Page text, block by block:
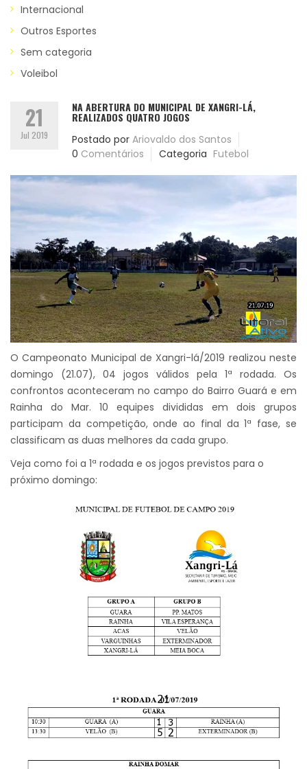
Internacional
Outros Esportes
Sem categoria
Voleibol
21
Jul 2019
NA ABERTURA DO MUNICIPAL DE XANGRI-LÁ,
REALIZADOS QUATRO JOGOS
Postado por Ariovaldo dos Santos
0 Comentários Categoria Futebol
O Campeonato Municipal de Xangri-lá/2019 realizou neste
domingo (21.07), 04 jogos válidos pela 1ª rodada. Os
confrontos aconteceram no campo do Bairro Guará e em
Rainha do Mar. 10 equipes divididas em dois grupos
participam da competição, onde ao final da 1ª fase, se
classificam as duas melhores da cada grupo.
Veja como foi a 1ª rodada e os jogos previstos para o
próximo domingo: